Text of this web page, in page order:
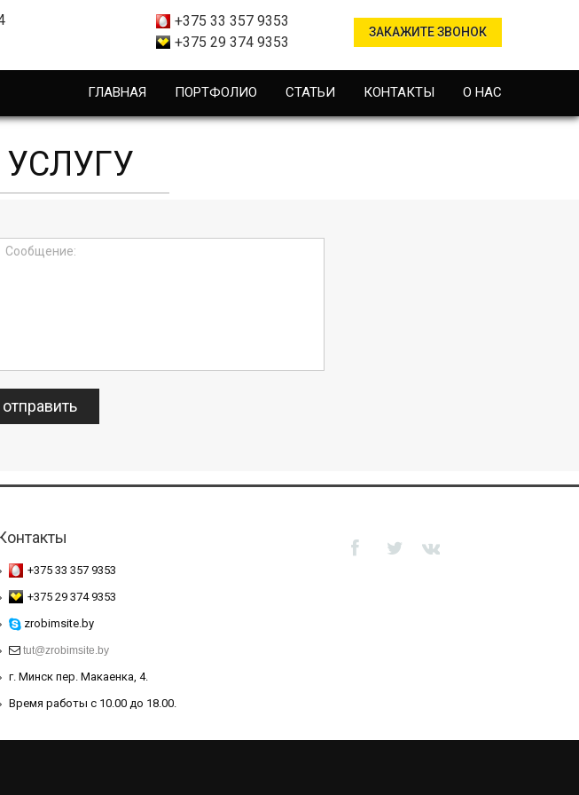
+375 33 357 9353
+375 29 374 9353
ЗАКАЖИТЕ ЗВОНОК
ГЛАВНАЯ ПОРТФОЛИО СТАТЬИ КОНТАКТЫ О НАС
+375 33 357 9353
+375 29 374 9353
zrobimsite.by
tut@zrobimsite.by
г. Минск пер. Макаенка, 4.
Время работы с 10.00 до 18.00.